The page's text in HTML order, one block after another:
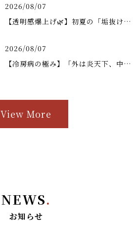
2026/08/07
【透明感爆上げ🌿】初夏の「垢抜けミディアム」で褒められヘアに大変身✨
2026/08/07
【冷房病の極み】「外は炎天下、中は極寒」のループから脳を救う！❄️🔥
View More
NEWS.
お知らせ